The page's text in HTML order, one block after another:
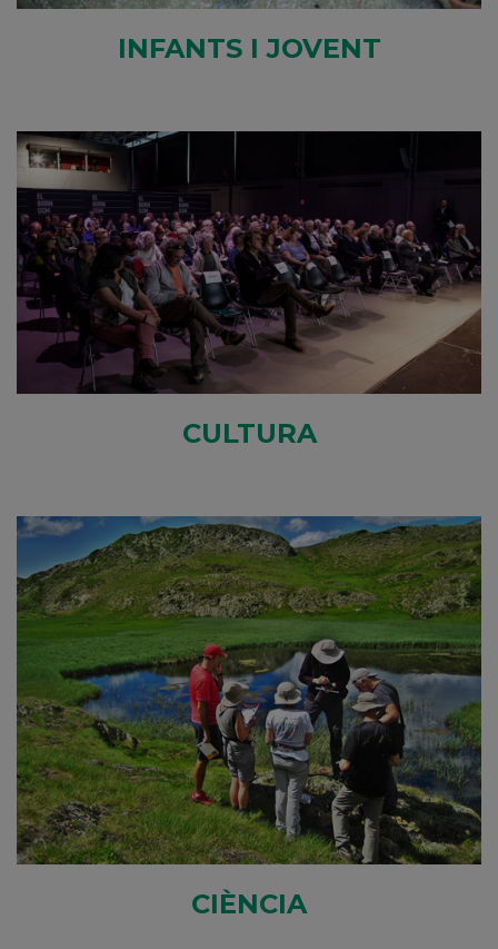
INFANTS I JOVENT
CULTURA
CIÈNCIA